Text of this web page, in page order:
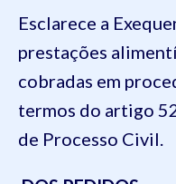
Esclarece a
prestações
cobradas em
termos do artigo
de Processo Civil.